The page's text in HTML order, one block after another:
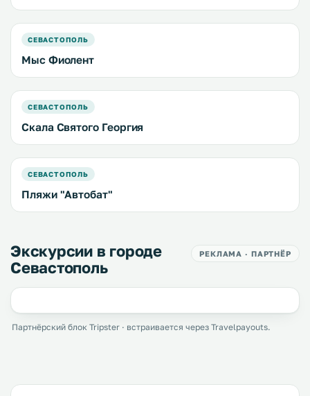
СЕВАСТОПОЛЬ
Мыс Фиолент
СЕВАСТОПОЛЬ
Скала Святого Георгия
СЕВАСТОПОЛЬ
Пляжи "Автобат"
Экскурсии в городе
Севастополь
РЕКЛАМА · ПАРТНЁР
Партнёрский блок Tripster · встраивается через Travelpayouts.